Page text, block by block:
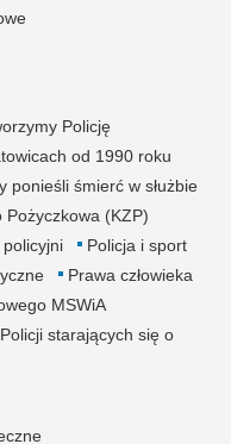
Policję
od 1990 roku
ponieśli śmierć w służbie
(KZP)
Policja i sport
Prawa człowieka
MSWiA
starających się o